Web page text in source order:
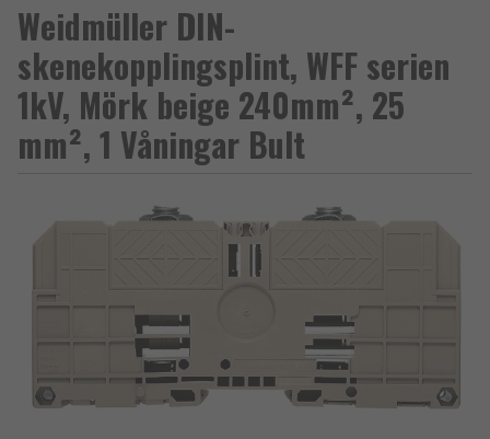
Weidmüller DIN-
skenekopplingsplint, WFF serien
1kV, Mörk beige 240mm², 25
mm², 1 Våningar Bult